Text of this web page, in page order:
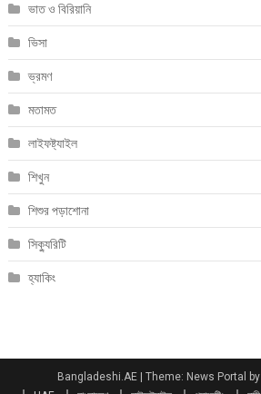
ভাত ও বিরিয়ানি
ভিসা
ভ্রমণ
মতামত
লাইফষ্ট্যাইল
শিখুন
শিশুর পড়াশোনা
সিক্যুরিটি
হ্যাকিং
Bangladeshi.AE | Theme: News Portal by